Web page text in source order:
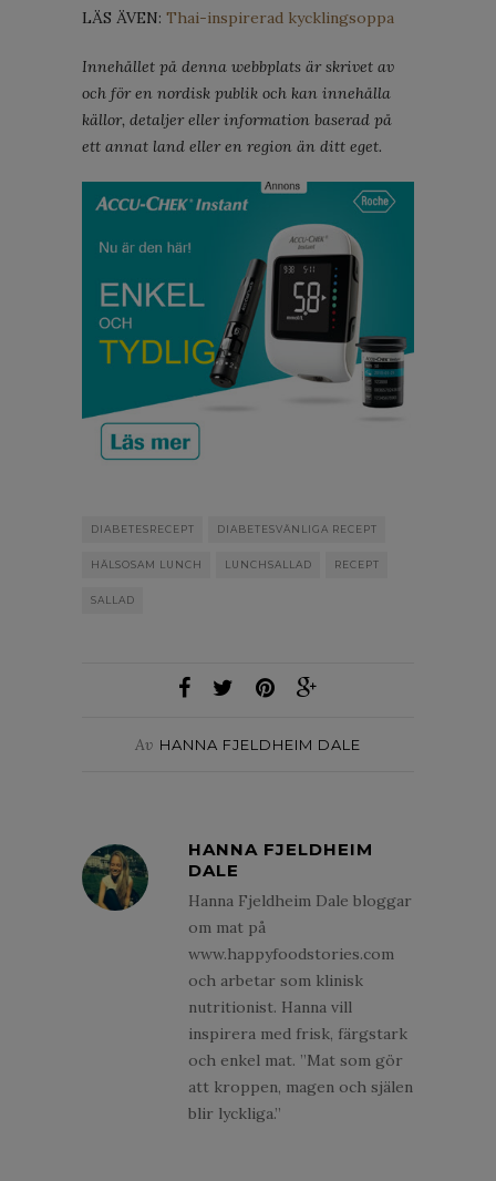
LÄS ÄVEN: Thai-inspirerad kycklingsoppa
Innehållet på denna webbplats är skrivet av
och för en nordisk publik och kan innehålla
källor, detaljer eller information baserad på
ett annat land eller en region än ditt eget.
DIABETESRECEPT DIABETESVÄNLIGA RECEPT
HÄLSOSAM LUNCH LUNCHSALLAD RECEPT
SALLAD
Av HANNA FJELDHEIM DALE
HANNA FJELDHEIM
DALE
Hanna Fjeldheim Dale bloggar
om mat på
www.happyfoodstories.com
och arbetar som klinisk
nutritionist. Hanna vill
inspirera med frisk, färgstark
och enkel mat. ”Mat som gör
att kroppen, magen och själen
blir lyckliga.”